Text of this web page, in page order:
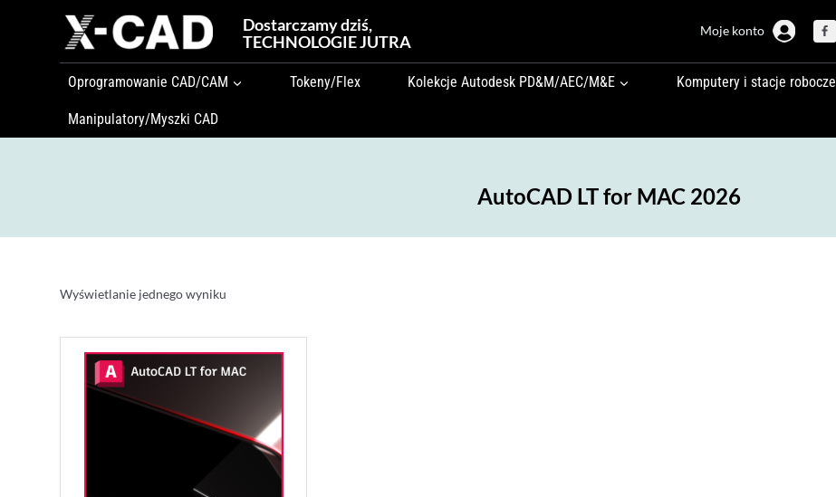
Dostarczamy dziś,
TECHNOLOGIE JUTRA
Moje konto
Oprogramowanie CAD/CAM Tokeny/Flex Kolekcje Autodesk PD&M/AEC/M&E Komputery i stacje robocze
Manipulatory/Myszki CAD
AutoCAD LT for MAC 2026
Wyświetlanie jednego wyniku